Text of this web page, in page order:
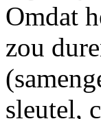
Omdat
zou
sleutel,